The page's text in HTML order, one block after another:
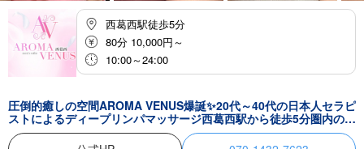
西葛西駅徒歩5分
80分 10,000円～
10:00～24:00
圧倒的癒しの空間AROMA VENUS爆誕✨20代～40代の日本人セラピ
ストによるディープリンパマッサージ西葛西駅から徒歩5分圏内の完
全個室で貴方だけの秘密の空間をご堪能下さい